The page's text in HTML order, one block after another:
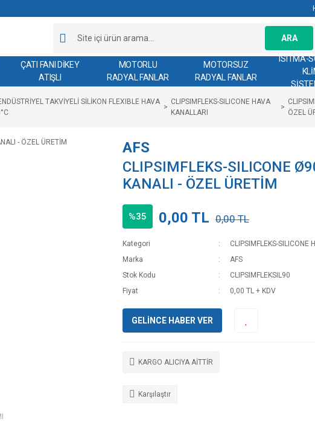
ARA
ÇATI FANI DİKEY
ATIŞLI
MOTORLU
RADYAL FANLAR
MOTORSUZ
RADYAL FANLAR
ISITMA-
TAKVİYELİ SİLİKON FLEXIBLE HAVA
CLIPSIMFLEKS-SILICONE HAVA
KANALLARI
ÖZEL
AFS
CLIPSIMFLEKS-SILICONE
KANALI - ÖZEL ÜRETİM
%35 0,00 TL 0,00 TL
Kategori
CLIPSIMFLEKS-SILICONE
Marka
AFS
Stok Kodu
CLIPSIMFLEKSIL90
Fiyat
0,00 TL + KDV
GELİNCE HABER VER
KARGO ALICIYA AİTTİR
Karşılaştır